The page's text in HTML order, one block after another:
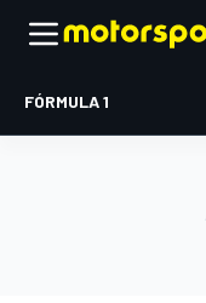
FÓRMULA 1